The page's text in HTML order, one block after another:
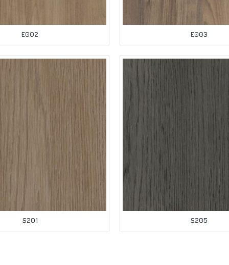
E002 E003
S201 S205